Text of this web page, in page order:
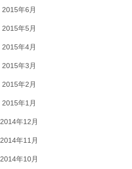
2015年6月
2015年5月
2015年4月
2015年3月
2015年2月
2015年1月
2014年12月
2014年11月
2014年10月